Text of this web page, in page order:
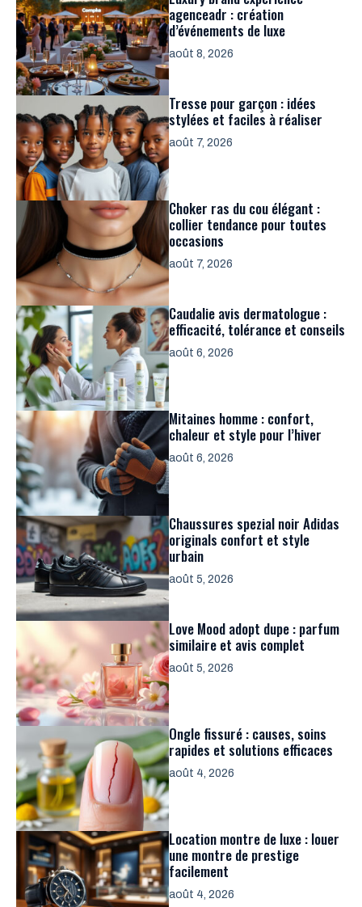
agenceadr : création
d’événements de luxe
août 8, 2026
Tresse pour garçon : idées
stylées et faciles à réaliser
août 7, 2026
Choker ras du cou élégant :
collier tendance pour toutes
occasions
août 7, 2026
Caudalie avis dermatologue :
efficacité, tolérance et conseils
août 6, 2026
Mitaines homme : confort,
chaleur et style pour l’hiver
août 6, 2026
Chaussures spezial noir Adidas
originals confort et style
urbain
août 5, 2026
Love Mood adopt dupe : parfum
similaire et avis complet
août 5, 2026
Ongle fissuré : causes, soins
rapides et solutions efficaces
août 4, 2026
Location montre de luxe : louer
une montre de prestige
facilement
août 4, 2026